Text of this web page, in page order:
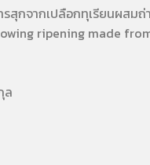
สุกจากเปลือกทุเรียนผสม
ripening made
ล